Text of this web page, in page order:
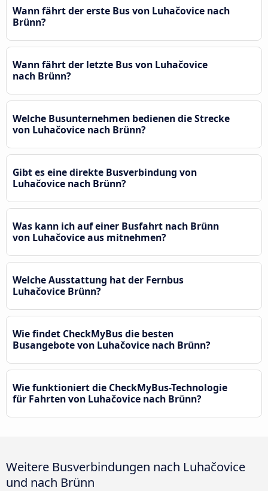
Wann fährt der erste Bus von Luhačovice nach
Brünn?
Wann fährt der letzte Bus von Luhačovice
nach Brünn?
Welche Busunternehmen bedienen die Strecke
von Luhačovice nach Brünn?
Gibt es eine direkte Busverbindung von
Luhačovice nach Brünn?
Was kann ich auf einer Busfahrt nach Brünn
von Luhačovice aus mitnehmen?
Welche Ausstattung hat der Fernbus
Luhačovice Brünn?
Wie findet CheckMyBus die besten
Busangebote von Luhačovice nach Brünn?
Wie funktioniert die CheckMyBus-Technologie
für Fahrten von Luhačovice nach Brünn?
Weitere Busverbindungen nach Luhačovice
und nach Brünn